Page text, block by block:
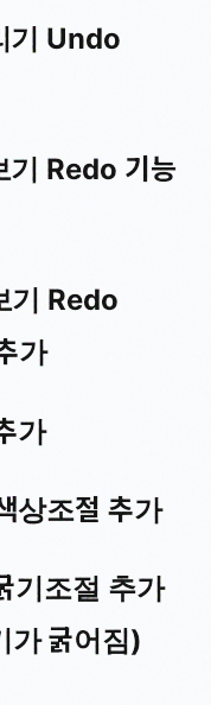
기 Undo
기 Redo 기능
기 Redo
가
가
상조절 추가
기조절 추가
가 굵어짐)